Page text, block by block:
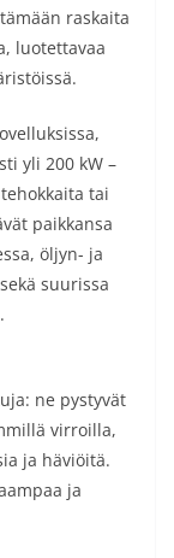
raskaita
luotettavaa
yli 200 kW –
tai
paikkansa
öljyn- ja
suurissa
ne pystyvät
virroilla,
ja häviöitä.
ja